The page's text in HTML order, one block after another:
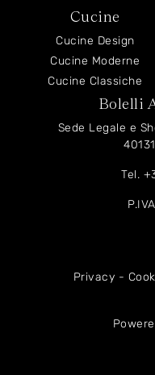
Cucine
Cucine Design
Cucine Moderne
Cucine Classiche
Bolelli
Sede Legale e
Tel.
Privacy -